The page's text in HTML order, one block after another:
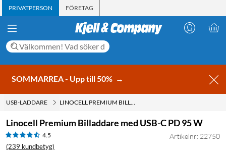
PRIVATPERSON FÖRETAG
SOMMARREA - Upp till 50% →
USB-LADDARE LINOCELL PREMIUM BILLADDARE MED USB-C PD 95 W
Linocell Premium Billaddare med USB-C PD 95 W
4.5
(239 kundbetyg)
Artikelnr: 22750